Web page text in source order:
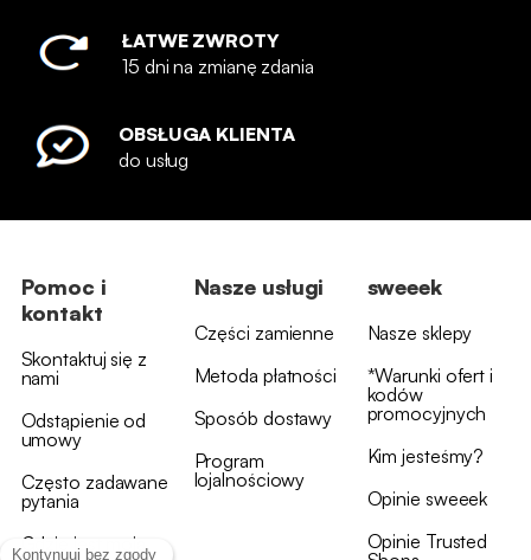
ŁATWE ZWROTY
15 dni na zmianę zdania
OBSŁUGA KLIENTA
do usług
Pomoc i
kontakt
Skontaktuj się z
nami
Odstąpienie od
umowy
Często zadawane
pytania
Gdzie jest moja
Nasze usługi
Części zamienne
Metoda płatności
Sposób dostawy
Program
lojalnościowy
sweeek
Nasze sklepy
*Warunki ofert i
kodów
promocyjnych
Kim jesteśmy?
Opinie sweeek
Opinie Trusted